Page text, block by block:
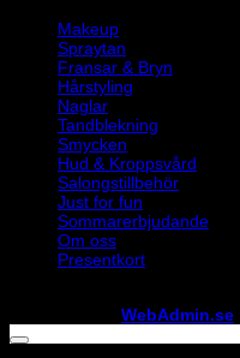
Makeup
Spraytan
Fransar & Bryn
Hårstyling
Naglar
Tandblekning
Smycken
Hud & Kroppsvård
Salongstillbehör
Just for fun
Sommarerbjudande
Om oss
Presentkort
WebAdmin.se